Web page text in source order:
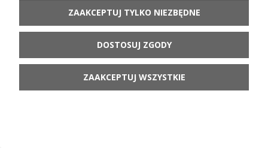
Deska do krojenia 14,3 x 28,5 cm GU1064DEK1149
116,90 zł
POWIADOM O
ZAAKCEPTUJ TYLKO NIEZBĘDNE
DOSTOSUJ ZGODY
ZAAKCEPTUJ WSZYSTKIE